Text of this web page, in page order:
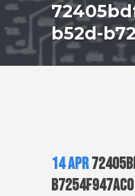
b52d-
14 Apr
b7254f947ac0